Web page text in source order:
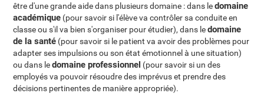
être d'une grande aide dans plusieurs domaine : dans ledomaine
académique (pour savoir si l'élève va contrôler sa conduite en
classe ou s'il va bien s'organiser pour étudier), dans ledomaine
de la santé (pour savoir si le patient va avoir des problèmes pour
adapter ses impulsions ou son état émotionnel à une situation)
ou dans ledomaine professionnel (pour savoir si un des
employés va pouvoir résoudre des imprévus et prendre des
décisions pertinentes de manière appropriée).